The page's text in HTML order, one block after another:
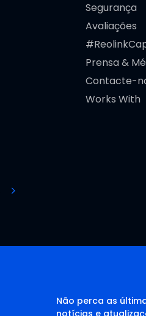
Segurança
Avaliações
Prensa &
Contacte-
Works With
Não perca as
notícias e